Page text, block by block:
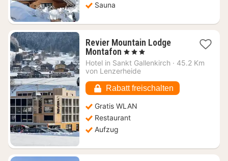
Sauna
Revier Mountain Lodge
Montafon 1
Nacht
ab
€
, 3 Sterne
Hotel in Sankt Gallenkirch · 45.2 Km
von Lenzerheide
Rabatt freischalten
Gratis WLAN
Restaurant
Aufzug